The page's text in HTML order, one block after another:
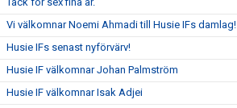
Vi välkomnar Noemi Ahmadi till Husie IFs damlag!
Husie IFs senast nyförvärv!
Husie IF välkomnar Johan Palmström
Husie IF välkomnar Isak Adjei